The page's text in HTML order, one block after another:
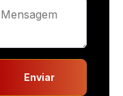
Enviar